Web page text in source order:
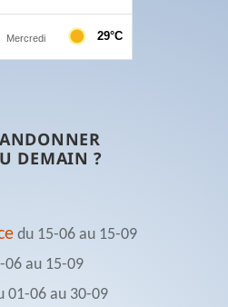
DEMAIN ?
du 15-06 au 15-09
06 au 15-09
01-06 au 30-09